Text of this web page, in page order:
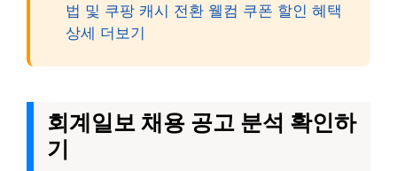
법 및 쿠팡 캐시 전환 웰컴 쿠폰 할인 혜택
상세 더보기
회계일보 채용 공고 분석 확인하
기